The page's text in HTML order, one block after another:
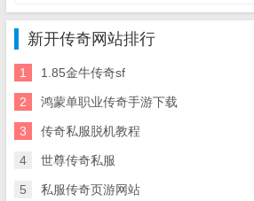
新开传奇网站排行
1 1.85金牛传奇sf
2 鸿蒙单职业传奇手游下载
3 传奇私服脱机教程
4 世尊传奇私服
5 私服传奇页游网站